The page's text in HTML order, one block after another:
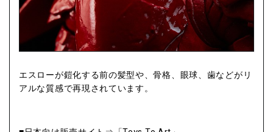
エスローが鎧化する前の髪型や、骨格、眼球、歯などがリ
アルな質感で再現されています。